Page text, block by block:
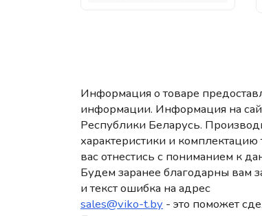
Информация о товаре
информации. Информация на
Республики Беларусь.
характеристики и
вас отнестись с пониманием к
Будем заранее благодарны вам
и текст ошибка на адрес
sales@viko-t.by - это поможет